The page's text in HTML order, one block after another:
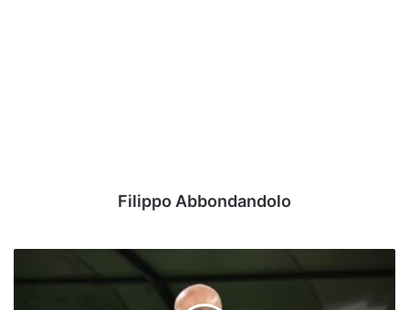
Filippo Abbondandolo
Modena,